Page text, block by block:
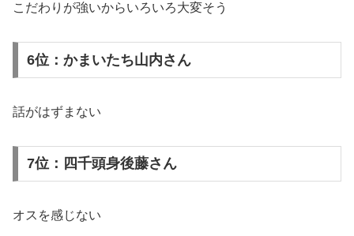
こだわりが強いからいろいろ大変そう
6位：かまいたち山内さん
話がはずまない
7位：四千頭身後藤さん
オスを感じない